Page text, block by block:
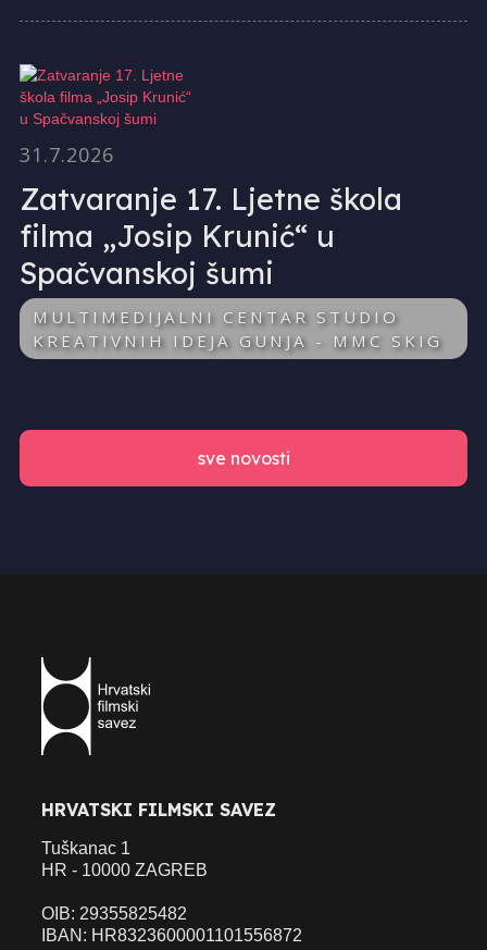
31.7.2026
Zatvaranje 17. Ljetne škola
filma „Josip Krunić“ u
Spačvanskoj šumi
MULTIMEDIJALNI CENTAR STUDIO
KREATIVNIH IDEJA GUNJA - MMC SKIG
sve novosti
HRVATSKI FILMSKI SAVEZ
Tuškanac 1
HR - 10000 ZAGREB
OIB: 29355825482
IBAN: HR8323600001101556872